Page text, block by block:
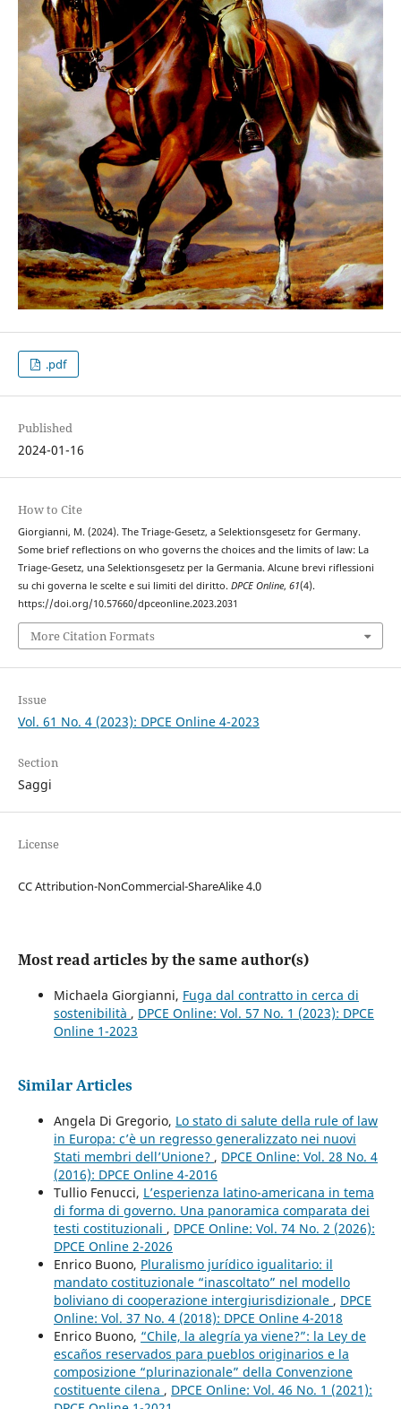
.pdf
Published
2024-01-16
How to Cite
Giorgianni, M. (2024). The Triage-Gesetz, a Selektionsgesetz for Germany.
Some brief reflections on who governs the choices and the limits of law: La
Triage-Gesetz, una Selektionsgesetz per la Germania. Alcune brevi riflessioni
su chi governa le scelte e sui limiti del diritto. DPCE Online, 61(4).
https://doi.org/10.57660/dpceonline.2023.2031
More Citation Formats
Issue
Vol. 61 No. 4 (2023): DPCE Online 4-2023
Section
Saggi
License
CC Attribution-NonCommercial-ShareAlike 4.0
Most read articles by the same author(s)
Michaela Giorgianni, Fuga dal contratto in cerca di
sostenibilità , DPCE Online: Vol. 57 No. 1 (2023): DPCE
Online 1-2023
Similar Articles
Angela Di Gregorio, Lo stato di salute della rule of law
in Europa: c’è un regresso generalizzato nei nuovi
Stati membri dell’Unione? , DPCE Online: Vol. 28 No. 4
(2016): DPCE Online 4-2016
Tullio Fenucci, L’esperienza latino-americana in tema
di forma di governo. Una panoramica comparata dei
testi costituzionali , DPCE Online: Vol. 74 No. 2 (2026):
DPCE Online 2-2026
Enrico Buono, Pluralismo jurídico igualitario: il
mandato costituzionale “inascoltato” nel modello
boliviano di cooperazione intergiurisdizionale , DPCE
Online: Vol. 37 No. 4 (2018): DPCE Online 4-2018
Enrico Buono, “Chile, la alegría ya viene?”: la Ley de
escaños reservados para pueblos originarios e la
composizione “plurinazionale” della Convenzione
costituente cilena , DPCE Online: Vol. 46 No. 1 (2021):